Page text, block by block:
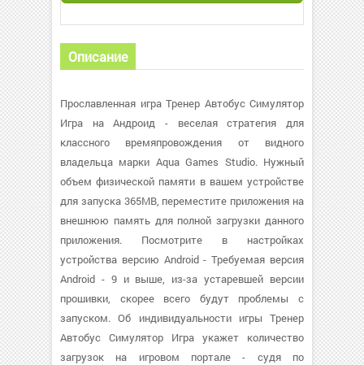
Описание
Прославленная игра Тренер Автобус Симулятор
Игра на Андроид - веселая стратегия для
классного времяпровождения от видного
владельца марки Aqua Games Studio. Нужный
объем физической памяти в вашем устройстве
для запуска 365MB, переместите приложения на
внешнюю память для полной загрузки данного
приложения. Посмотрите в настройках
устройства версию Android - Требуемая версия
Android - 9 и выше, из-за устаревшей версии
прошивки, скорее всего будут проблемы с
запуском. Об индивидуальности игры Тренер
Автобус Симулятор Игра укажет количество
загрузок на игровом портале - судя по